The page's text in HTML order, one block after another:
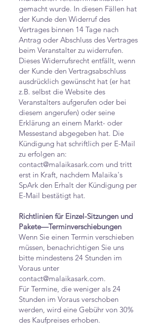
gemacht wurde. In diesen Fällen hat
der Kunde den Widerruf des
Vertrages binnen 14 Tage nach
Antrag oder Abschluss des Vertrages
beim Veranstalter zu widerrufen.
Dieses Widerrufsrecht entfällt, wenn
der Kunde den Vertragsabschluss
ausdrücklich gewünscht hat (er hat
z.B. selbst die Website des
Veranstalters aufgerufen oder bei
diesem angerufen) oder seine
Erklärung an einem Markt- oder
Messestand abgegeben hat. Die
Kündigung hat schriftlich per E-Mail
zu erfolgen an:
contact@malaikasark.com und tritt
erst in Kraft, nachdem Malaika's
SpArk den Erhalt der Kündigung per
E-Mail bestätigt hat.
Richtlinien für Einzel-Sitzungen und
Pakete—Terminverschiebungen
Wenn Sie einen Termin verschieben
müssen, benachrichtigen Sie uns
bitte mindestens 24 Stunden im
Voraus unter
contact@malaikasark.com.
Für Termine, die weniger als 24
Stunden im Voraus verschoben
werden, wird eine Gebühr von 30%
des Kaufpreises erhoben.